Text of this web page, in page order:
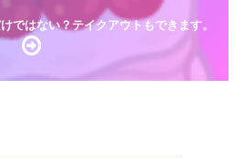
ではない？テイクアウトもできます。